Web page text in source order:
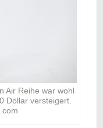
Air Reihe war wohl
Dollar versteigert.